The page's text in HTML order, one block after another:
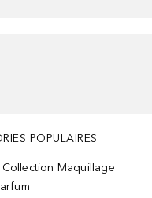
POPULAIRES
Maquillage